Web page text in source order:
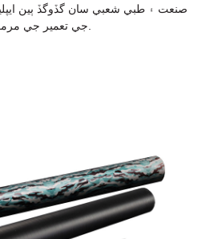
جي تعمير جي مرمت ۽ مضبوط ڪرڻ شامل آهن.